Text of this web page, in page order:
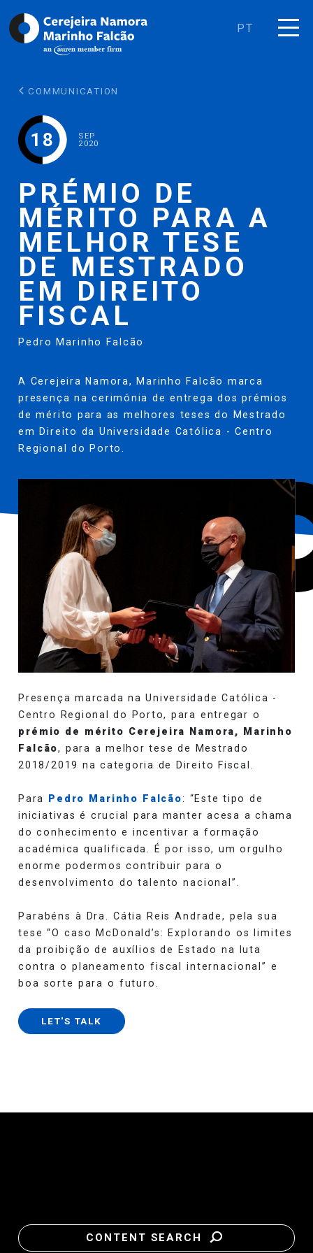
PT
COMMUNICATION
18 SEP
2020
PRÉMIO DE
MÉRITO PARA A
MELHOR TESE
DE MESTRADO
EM DIREITO
FISCAL
Pedro Marinho Falcão
A Cerejeira Namora, Marinho Falcão marca
presença na cerimónia de entrega dos prémios
de mérito para as melhores teses do Mestrado
em Direito da Universidade Católica - Centro
Regional do Porto.
Presença marcada na Universidade Católica -
Centro Regional do Porto, para entregar o
prémio de mérito Cerejeira Namora, Marinho
Falcão, para a melhor tese de Mestrado
2018/2019 na categoria de Direito Fiscal.
Para Pedro Marinho Falcão: “Este tipo de
iniciativas é crucial para manter acesa a chama
do conhecimento e incentivar a formação
académica qualificada. É por isso, um orgulho
enorme podermos contribuir para o
desenvolvimento do talento nacional”.
Parabéns à Dra. Cátia Reis Andrade, pela sua
tese “O caso McDonald’s: Explorando os limites
da proibição de auxílios de Estado na luta
contra o planeamento fiscal internacional” e
boa sorte para o futuro.
LET'S TALK
CONTENT SEARCH